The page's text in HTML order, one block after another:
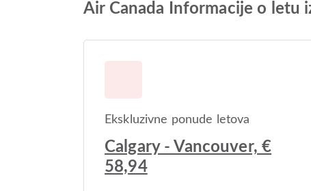
Air Canada Informacije o letu
Ekskluzivne ponude letova
Calgary - Vancouver, €
58,94